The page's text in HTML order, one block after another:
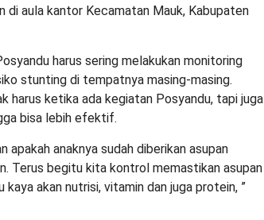
di aula kantor Kecamatan Mauk, Kabupaten
harus sering melakukan monitoring
stunting di tempatnya masing-masing.
harus ketika ada kegiatan Posyandu, tapi juga
bisa lebih efektif.
apakah anaknya sudah diberikan asupan
Terus begitu kita kontrol memastikan asupan
akan nutrisi, vitamin dan juga protein, ”